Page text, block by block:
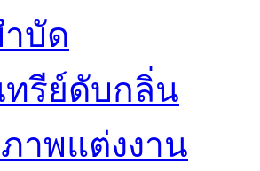
บัด
รีย์ดับกลิ่น
าพแต่งงาน